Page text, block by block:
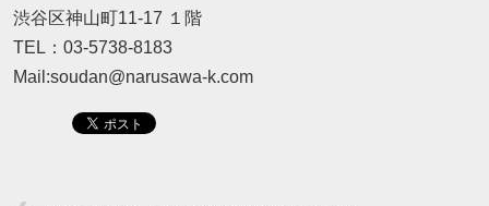
渋谷区神山町11-17 １階
TEL：03-5738-8183
Mail:soudan@narusawa-k.com